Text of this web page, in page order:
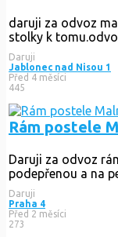
daruji za odvoz
stolky k
Daruji
Jablonec nad Nisou 1
Před 4 měsíci
445
Rám postele
Daruji za odvoz
podepřenou a na
Daruji
Praha 4
Před 2 měsíci
273